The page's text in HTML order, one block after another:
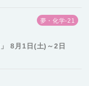
夢・化学-21
8月1日(土)～2日